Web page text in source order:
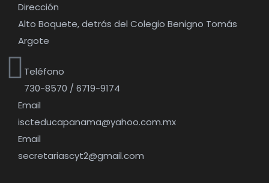
Dirección
Alto Boquete, detrás del Colegio Benigno Tomás
Argote
Teléfono
730-8570 / 6719-9174
Email
iscteducapanama@yahoo.com.mx
Email
secretariascyt2@gmail.com